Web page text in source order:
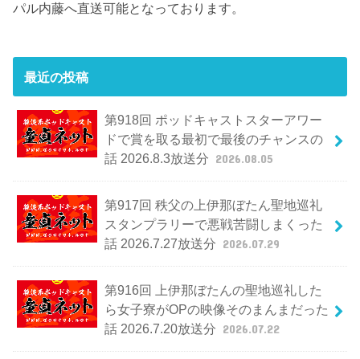
パル内藤へ直送可能となっております。
最近の投稿
第918回 ポッドキャストスターアワー
ドで賞を取る最初で最後のチャンスの
話 2026.8.3放送分 2026.08.05
第917回 秩父の上伊那ぼたん聖地巡礼
スタンプラリーで悪戦苦闘しまくった
話 2026.7.27放送分 2026.07.29
第916回 上伊那ぼたんの聖地巡礼した
ら女子寮がOPの映像そのまんまだった
話 2026.7.20放送分 2026.07.22